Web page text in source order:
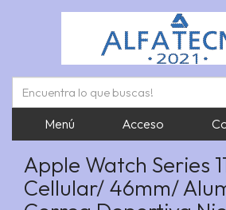
Menú Acceso
Apple Watch Series
Cellular/ 46mm/